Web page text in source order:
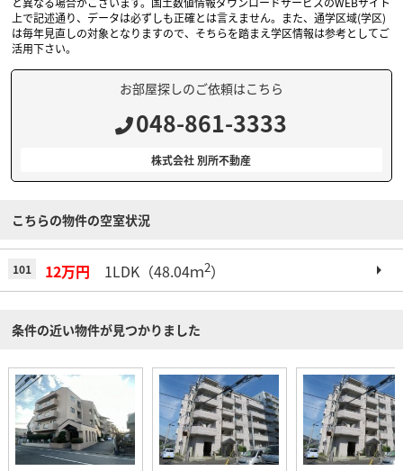
上で記述通り、データは必ずしも正確とは言えません。また、通学区域(学区)
は毎年見直しの対象となりますので、そちらを踏まえ学区情報は参考としてご
活用下さい。
お部屋探しのご依頼はこちら
048-861-3333
株式会社 別所不動産
こちらの物件の空室状況
101 12万円 1LDK（48.04ｍ2）
条件の近い物件が見つかりました